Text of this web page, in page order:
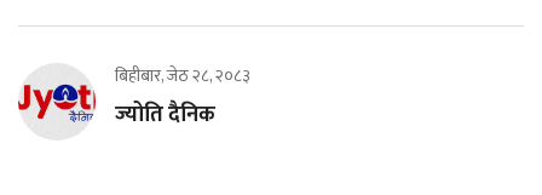
बिहीबार, जेठ २८, २०८३
ज्योति दैनिक